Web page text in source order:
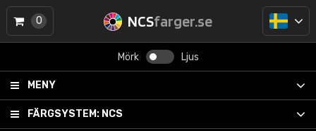
NCSfarger.se
Mörk Ljus
MENY
FÄRGSYSTEM: NCS
0